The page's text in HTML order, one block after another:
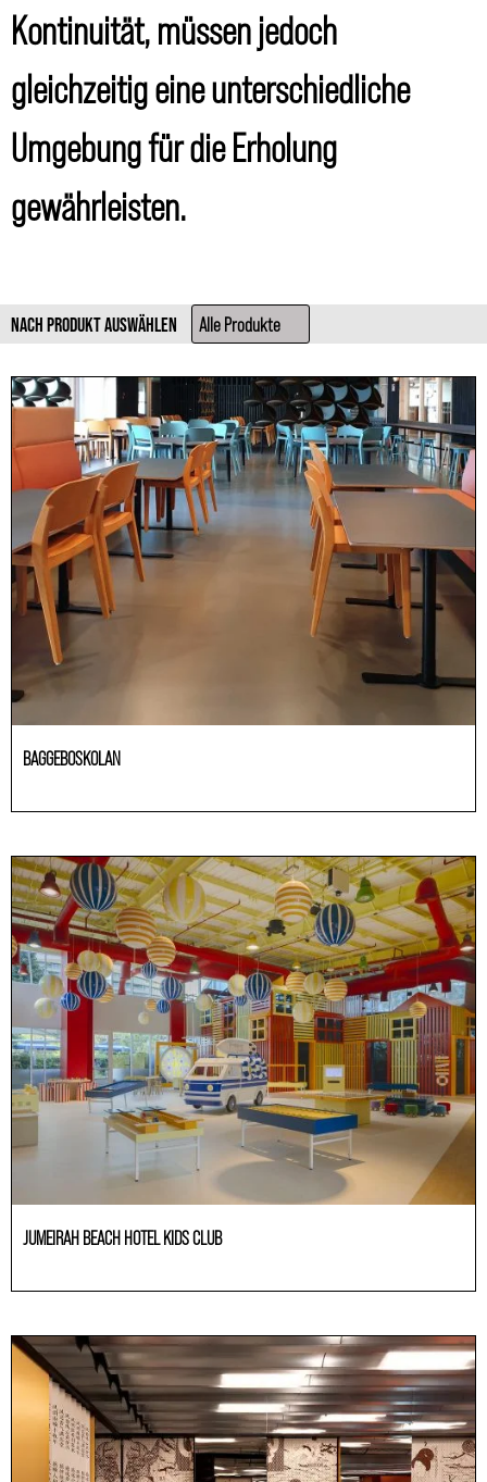
Kontinuität, müssen jedoch
gleichzeitig eine unterschiedliche
Umgebung für die Erholung
gewährleisten.
NACH PRODUKT AUSWÄHLEN
BAGGEBOSKOLAN
JUMEIRAH BEACH HOTEL KIDS CLUB